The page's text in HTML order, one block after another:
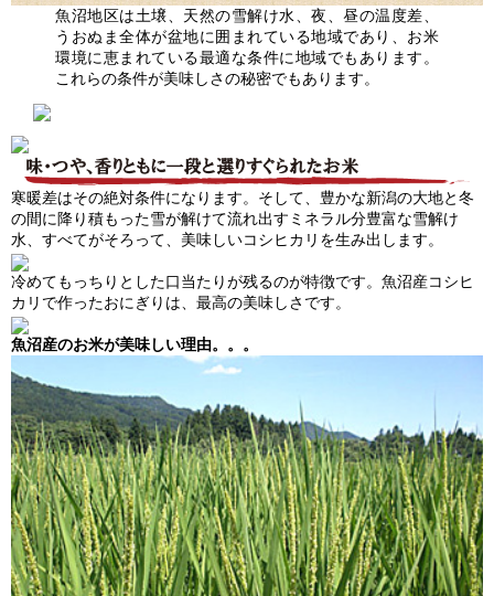
魚沼地区は土壌、天然の雪解け水、夜、昼の温度差、
うおぬま全体が盆地に囲まれている地域であり、お米
環境に恵まれている最適な条件に地域でもあります。
これらの条件が美味しさの秘密でもあります。
寒暖差はその絶対条件になります。そして、豊かな新潟の大地と冬
の間に降り積もった雪が解けて流れ出すミネラル分豊富な雪解け
水、すべてがそろって、美味しいコシヒカリを生み出します。
冷めてもっちりとした口当たりが残るのが特徴です。魚沼産コシヒ
カリで作ったおにぎりは、最高の美味しさです。
魚沼産のお米が美味しい理由。。。